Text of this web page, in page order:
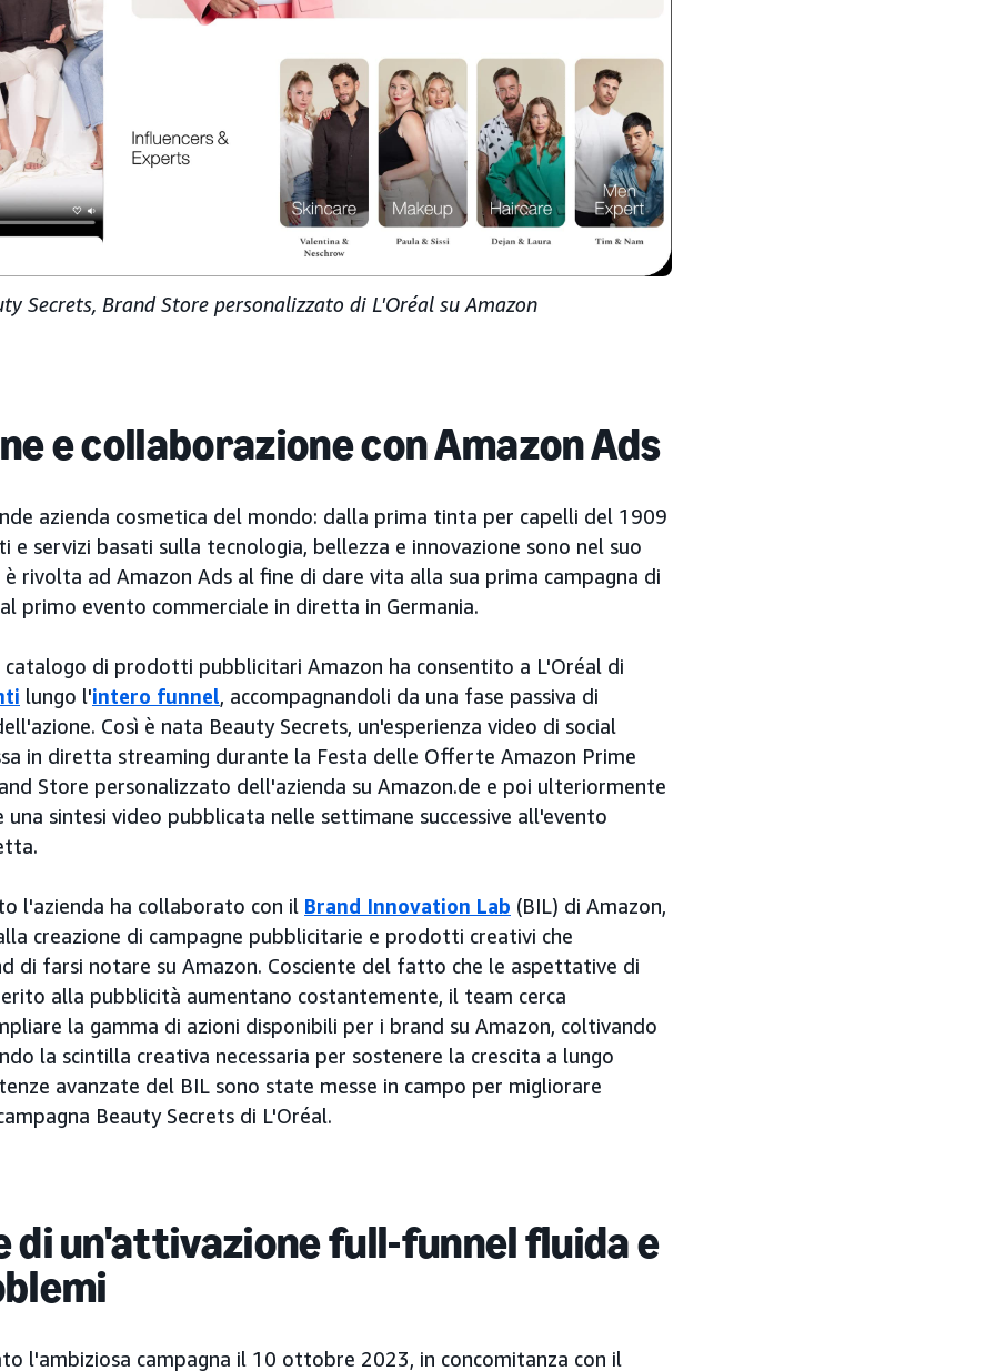
Secrets, Brand Store personalizzato di L'Oréal su Amazon
e collaborazione con Amazon Ads
azienda cosmetica del mondo: dalla prima tinta per capelli del 1909
servizi basati sulla tecnologia, bellezza e innovazione sono nel suo
rivolta ad Amazon Ads al fine di dare vita alla sua prima campagna di
primo evento commerciale in diretta in Germania.
catalogo di prodotti pubblicitari Amazon ha consentito a L'Oréal di
lungo l'intero funnel, accompagnandoli da una fase passiva di
Così è nata Beauty Secrets, un'esperienza video di social
in diretta streaming durante la Festa delle Offerte Amazon Prime
Store personalizzato dell'azienda su Amazon.de e poi ulteriormente
sintesi video pubblicata nelle settimane successive all'evento
l'azienda ha collaborato con il Brand Innovation Lab (BIL) di Amazon,
creazione di campagne pubblicitarie e prodotti creativi che
di farsi notare su Amazon. Cosciente del fatto che le aspettative di
alla pubblicità aumentano costantemente, il team cerca
la gamma di azioni disponibili per i brand su Amazon, coltivando
la scintilla creativa necessaria per sostenere la crescita a lungo
avanzate del BIL sono state messe in campo per migliorare
Beauty Secrets di L'Oréal.
di un'attivazione full-funnel fluida e
l'ambiziosa campagna il 10 ottobre 2023, in concomitanza con il